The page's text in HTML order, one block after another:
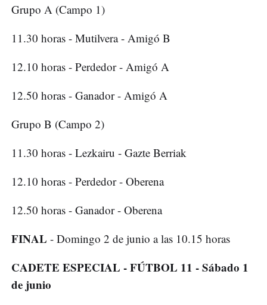
Grupo A (Campo 1)
11.30 horas - Mutilvera - Amigó B
12.10 horas - Perdedor - Amigó A
12.50 horas - Ganador - Amigó A
Grupo B (Campo 2)
11.30 horas - Lezkairu - Gazte Berriak
12.10 horas - Perdedor - Oberena
12.50 horas - Ganador - Oberena
FINAL - Domingo 2 de junio a las 10.15 horas
CADETE ESPECIAL - FÚTBOL 11 - Sábado 1
de junio